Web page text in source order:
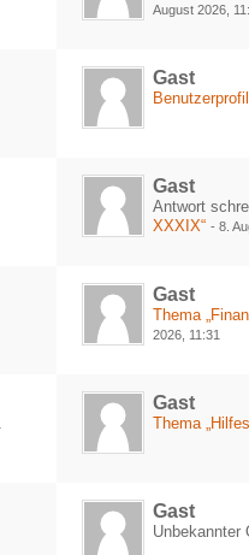
August 2026,
Gast
Gast
Antwort
XXXIX“ -8.
Gast
Thema
2026, 11:31
Gast
Thema
Gast
Unbekannter